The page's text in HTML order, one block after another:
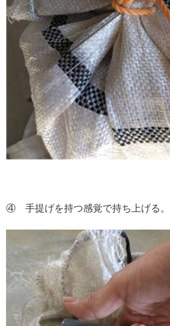
④ 手提げを持つ感覚で持ち上げる。